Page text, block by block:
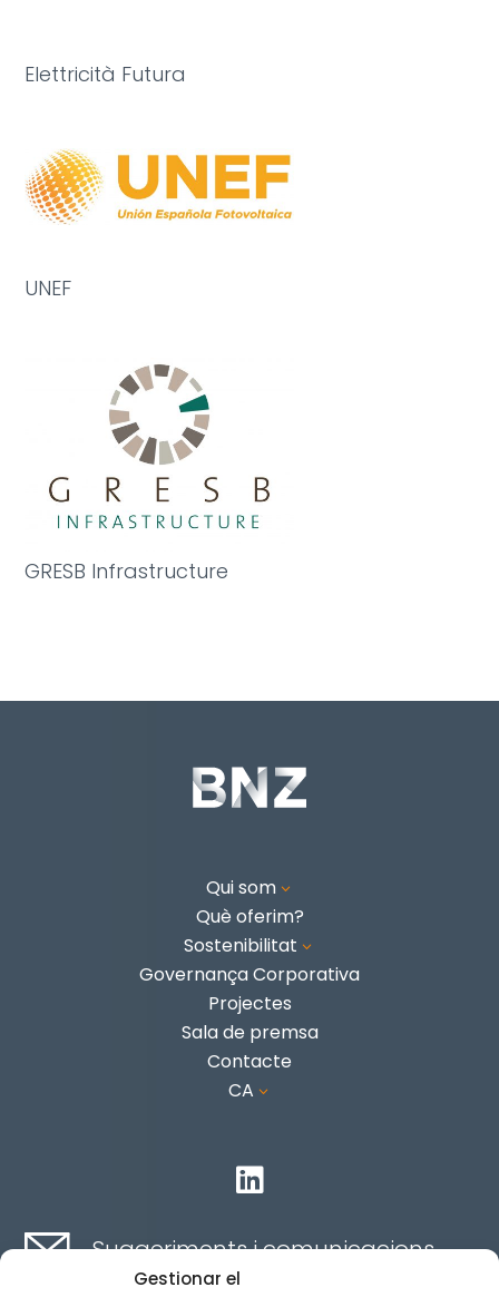
Gestionar el
Elettricità Futura
UNEF
GRESB Infrastructure
Qui som3
Què oferim?
Sostenibilitat 3
Governança Corporativa
Projectes
Sala de premsa
Contacte
CA 3

Suggeriments i comunicacions